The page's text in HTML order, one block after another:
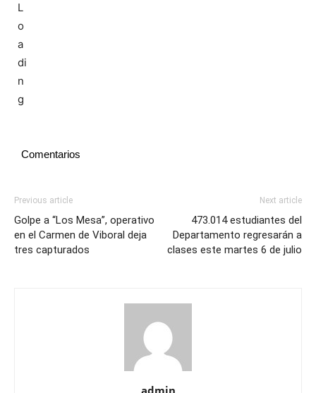
Comentarios
Previous article
Golpe a “Los Mesa”, operativo
en el Carmen de Viboral deja
tres capturados
Next article
473.014 estudiantes del
Departamento regresarán a
clases este martes 6 de julio
admin